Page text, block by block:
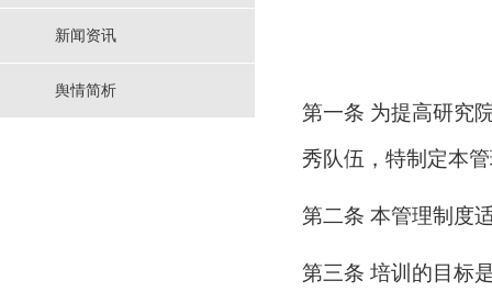
新闻资讯
舆情简析
第一条 为提高研究
秀队伍，特制定本
第二条本管理制度
第三条培训的目标